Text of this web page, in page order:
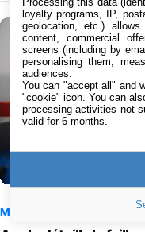
Mac
loyalty programs, IP,
geolocation, etc.)
content, commercial
screens (including by
personalising them,
audiences.
You can "accept all" and
"cookie" icon. You can
processing activities not
valid for 6 months.